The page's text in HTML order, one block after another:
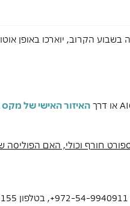
הקרוב, יוארכו באופן
או דרךהאיזור האישי של מקס
חורף וכולי, האם